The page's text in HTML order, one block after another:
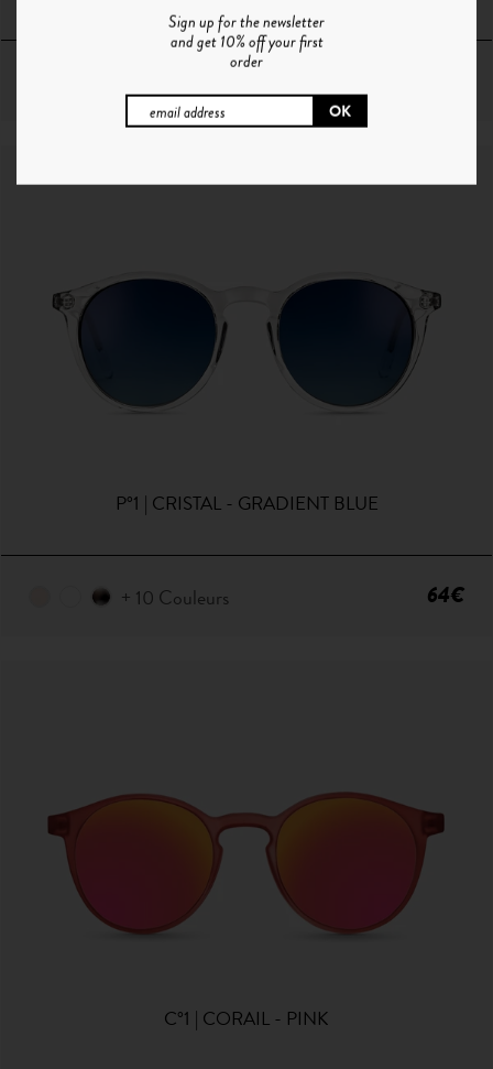
P°1 | CRISTAL - GRADIENT BLUE
+ 10 Couleurs 64€
C°1 | CORAIL - PINK
Sign up for the newsletter
and get 10% off your first
order